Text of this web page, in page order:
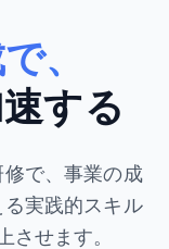
、
する
で、事業の成
実践的スキル
させます。